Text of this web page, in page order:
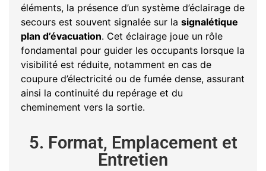
éléments, la présence d’un système d’éclairage de
secours est souvent signalée sur la signalétique
plan d’évacuation. Cet éclairage joue un rôle
fondamental pour guider les occupants lorsque la
visibilité est réduite, notamment en cas de
coupure d’électricité ou de fumée dense, assurant
ainsi la continuité du repérage et du
cheminement vers la sortie.
5. Format, Emplacement et
Entretien